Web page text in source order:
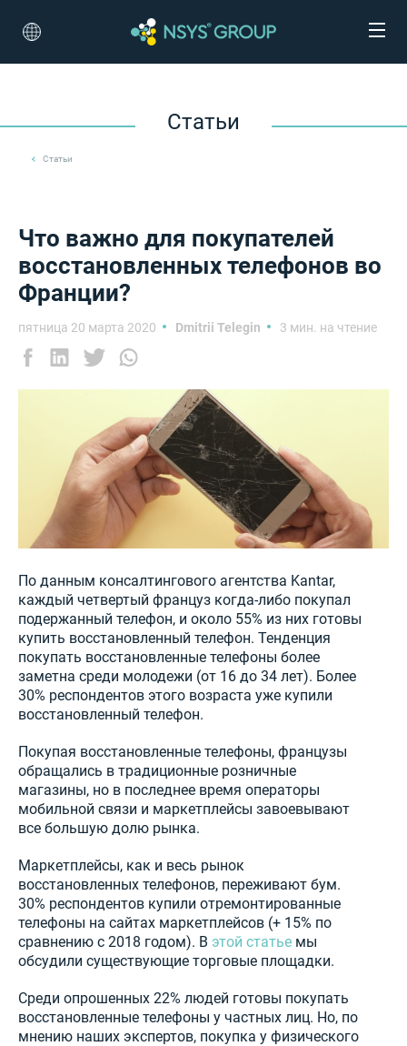
Статьи
Статьи
Что важно для покупателей
восстановленных телефонов во
Франции?
пятница 20 марта 2020 Dmitrii Telegin 3 мин. на чтение
По данным консалтингового агентства Kantar,
каждый четвертый француз когда-либо покупал
подержанный телефон, и около 55% из них готовы
купить восстановленный телефон. Тенденция
покупать восстановленные телефоны более
заметна среди молодежи (от 16 до 34 лет). Более
30% респондентов этого возраста уже купили
восстановленный телефон.
Покупая восстановленные телефоны, французы
обращались в традиционные розничные
магазины, но в последнее время операторы
мобильной связи и маркетплейсы завоевывают
все большую долю рынка.
Маркетплейсы, как и весь рынок
восстановленных телефонов, переживают бум.
30% респондентов купили отремонтированные
телефоны на сайтах маркетплейсов (+ 15% по
сравнению с 2018 годом). В этой статье мы
обсудили существующие торговые площадки.
Среди опрошенных 22% людей готовы покупать
восстановленные телефоны у частных лиц. Но, по
мнению наших экспертов, покупка у физического